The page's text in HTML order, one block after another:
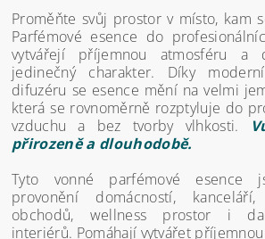
Proměňte svůj prostor v místo, kam
Parfémové esence do
vytvářejí příjemnou atmosféru a
jedinečný charakter. Díky
difuzéru se esence mění na velmi
která se rovnoměrně rozptyluje do
vzduchu a bez tvorby vlhkosti.
přirozeně a dlouhodobě.
Tyto vonné parfémové esence
provonění domácností,
obchodů, wellness prostor i
interiérů. Pomáhají vytvářet